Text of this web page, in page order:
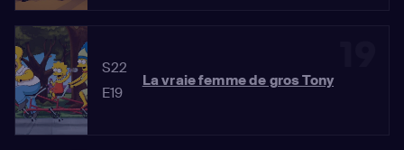
S22
E19
La vraie femme de gros Tony